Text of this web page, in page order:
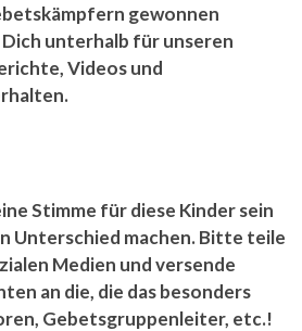
gewonnen
unterhalb für unseren
Videos und
Stimme für diese Kinder sein
Unterschied machen. Bitte teile
Medien und versende
an die, die das besonders
Gebetsgruppenleiter, etc.!